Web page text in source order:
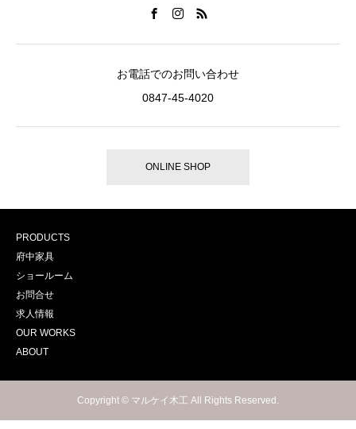
お電話でのお問い合わせ
0847-45-4020
ONLINE SHOP
PRODUCTS
府中家具
ショールーム
お問合せ
求人情報
OUR WORKS
ABOUT
Copyright © マルケイ木工 All Rights Reserved.